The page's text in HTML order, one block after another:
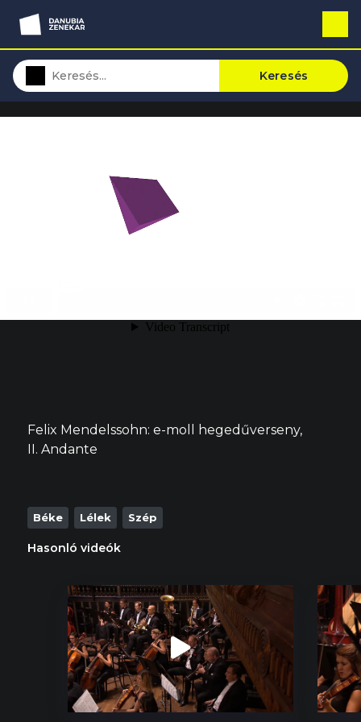
Keresés
Felix Mendelssohn: e-moll hegedűverseny,
II. Andante
Béke Lélek Szép
Hasonló videók